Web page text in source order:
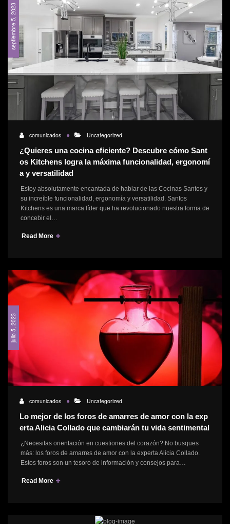
septiembre 5, 2023
comunicados Uncategorized
¿Quieres una cocina eficiente? Descubre cómo Sant
os Kitchens logra la máxima funcionalidad, ergonomí
a y versatilidad
Estoy absolutamente encantada de hablar de las Cocinas Santos y
su increíble funcionalidad, ergonomía y versatilidad. Santos
Kitchens es una marca líder que ha revolucionado nuestra forma de
concebir el…
Read More
julio 5, 2023
comunicados Uncategorized
Lo mejor de los foros de amarres de amor con la exp
erta Alicia Collado que cambiarán tu vida sentimental
¿Necesitas orientación en cuestiones del corazón? No busques
más: los foros de amarres de amor con la experta Alicia Collado.
Estos foros son un tesoro de información y consejos para…
Read More